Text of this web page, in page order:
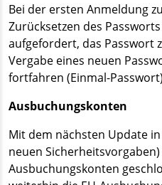
Bei der ersten Anmeldung
Zurücksetzen des
aufgefordert, das Passwort
Vergabe eines neuen
fortfahren (Einmal-
Ausbuchungskonten
Mit dem nächsten Update
neuen
Ausbuchungskonten